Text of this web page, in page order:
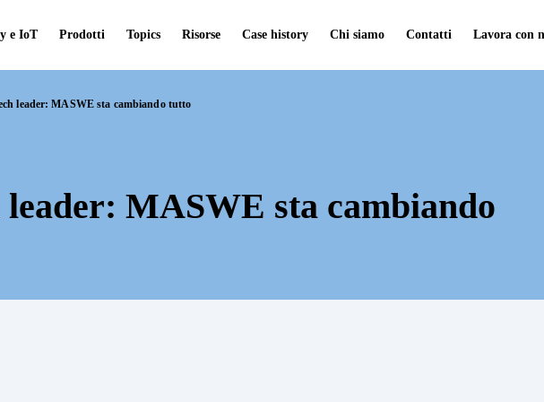
e IoT Prodotti Topics Risorse Case history Chi siamo Contatti Lavora con
leader: MASWE sta cambiando tutto
leader: MASWE sta cambiando